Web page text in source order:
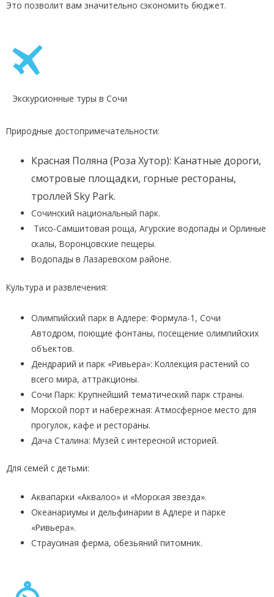
Это позволит вам значительно сэкономить бюджет.
Экскурсионные туры в Сочи
Природные достопримечательности:
Красная Поляна (Роза Хутор): Канатные дороги,
смотровые площадки, горные рестораны,
троллей Sky Park.
Сочинский национальный парк.
Тисо-Самшитовая роща, Агурские водопады и Орлиные
скалы, Воронцовские пещеры.
Водопады в Лазаревском районе.
Культура и развлечения:
Олимпийский парк в Адлере: Формула-1, Сочи
Автодром, поющие фонтаны, посещение олимпийских
объектов.
Дендрарий и парк «Ривьера»: Коллекция растений со
всего мира, аттракционы.
Сочи Парк: Крупнейший тематический парк страны.
Морской порт и набережная: Атмосферное место для
прогулок, кафе и рестораны.
Дача Сталина: Музей с интересной историей.
Для семей с детьми:
Аквапарки «Аквалоо» и «Морская звезда».
Океанариумы и дельфинарии в Адлере и парке
«Ривьера».
Страусиная ферма, обезьяний питомник.